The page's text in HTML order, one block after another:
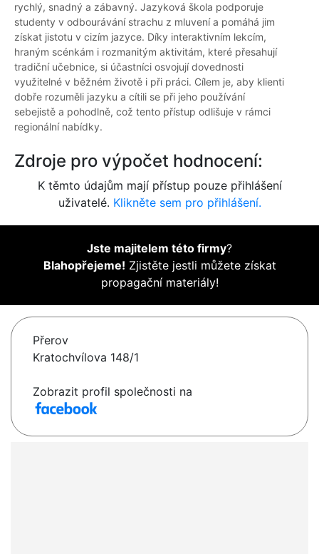
rychlý, snadný a zábavný. Jazyková škola podporuje
studenty v odbourávání strachu z mluvení a pomáhá jim
získat jistotu v cizím jazyce. Díky interaktivním lekcím,
hraným scénkám i rozmanitým aktivitám, které přesahují
tradiční učebnice, si účastníci osvojují dovednosti
využitelné v běžném životě i při práci. Cílem je, aby klienti
dobře rozuměli jazyku a cítili se při jeho používání
sebejistě a pohodlně, což tento přístup odlišuje v rámci
regionální nabídky.
Zdroje pro výpočet hodnocení:
K těmto údajům mají přístup pouze přihlášení
uživatelé. Klikněte sem pro přihlášení.
Jste majitelem této firmy?
Blahopřejeme! Zjistěte jestli můžete získat
propagační materiály!
Přerov
Kratochvílova 148/1
Zobrazit profil společnosti na